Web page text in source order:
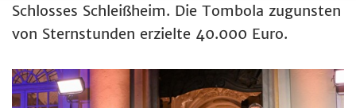
Schlosses Schleißheim. Die Tombola zugunsten
von Sternstunden erzielte 40.000 Euro.